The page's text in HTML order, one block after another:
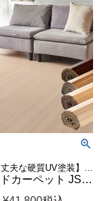
【天然木＆丈夫な硬質UV塗装】本間6畳用の大きなウッドカーペット（約285x380cm）安心の低ホルマリンタイプフローリングカーペット 新生活
軽量ウッドカーペット JS-80 本間6畳用 約285×380cm 天然木タモ材 1梱包 [js-80-h6]